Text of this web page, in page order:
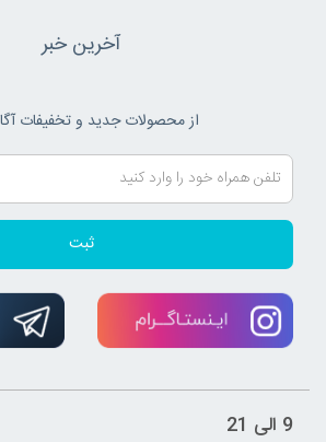
آخرین خبر
از محصولات جدید و تخفیفات
ثبت
9 الی 21